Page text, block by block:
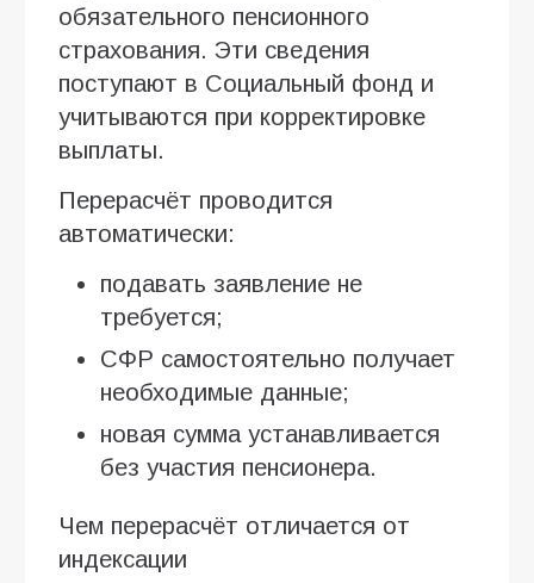
обязательного пенсионного
страхования. Эти сведения
поступают в Социальный фонд и
учитываются при корректировке
выплаты.
Перерасчёт проводится
автоматически:
подавать заявление не
требуется;
СФР самостоятельно получает
необходимые данные;
новая сумма устанавливается
без участия пенсионера.
Чем перерасчёт отличается от
индексации